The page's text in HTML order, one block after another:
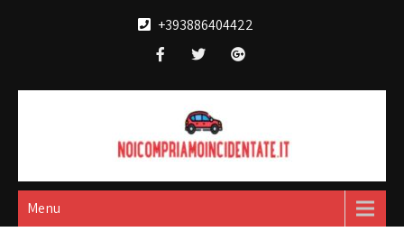
+393886404422
Noi compriamo
incidentate
broker acquisto e vendita automobili
Menu